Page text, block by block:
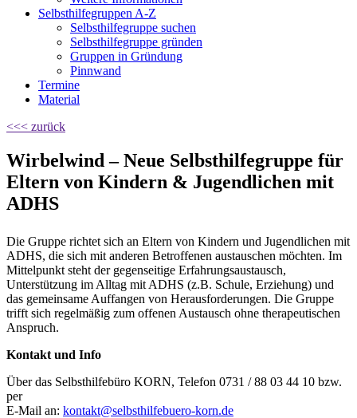
Selbsthilfegruppen A-Z
Selbsthilfegruppe suchen
Selbsthilfegruppe gründen
Gruppen in Gründung
Pinnwand
Termine
Material
<<< zurück
Wirbelwind – Neue Selbsthilfegruppe für
Eltern von Kindern & Jugendlichen mit
ADHS
Die Gruppe richtet sich an Eltern von Kindern und Jugendlichen mit
ADHS, die sich mit anderen Betroffenen austauschen möchten. Im
Mittelpunkt steht der gegenseitige Erfahrungsaustausch,
Unterstützung im Alltag mit ADHS (z.B. Schule, Erziehung) und
das gemeinsame Auffangen von Herausforderungen. Die Gruppe
trifft sich regelmäßig zum offenen Austausch ohne therapeutischen
Anspruch.
Kontakt und Info
Über das Selbsthilfebüro KORN, Telefon 0731 / 88 03 44 10 bzw.
per
E-Mail an: kontakt@selbsthilfebuero-korn.de